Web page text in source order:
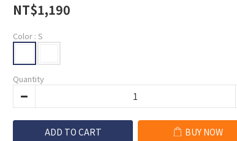
NT$1,190
Color : S
Quantity
ADD TO CART BUY NOW